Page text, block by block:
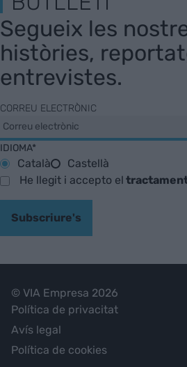
Segueix les
històries,
entrevistes.
CORREU ELECTRÒNIC
IDIOMA*
Català
Castellà
He llegit i accepto el
Subscriure's
© VIA Empresa 2026
Política de privacitat
Avís legal
Política de cookies